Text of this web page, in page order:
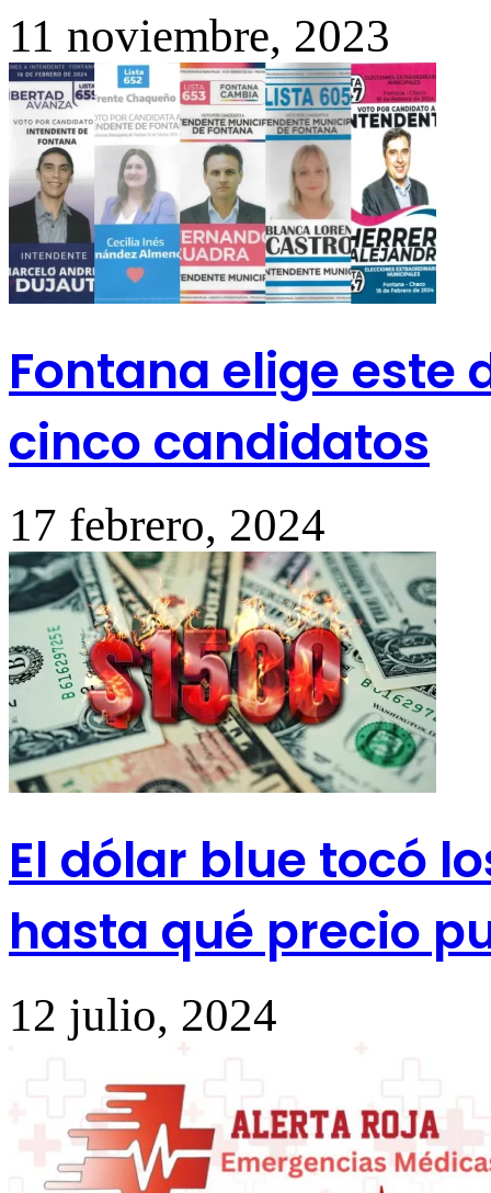
11 noviembre, 2023
Fontana elige este
cinco candidatos
17 febrero, 2024
El dólar blue tocó
hasta qué precio
12 julio, 2024